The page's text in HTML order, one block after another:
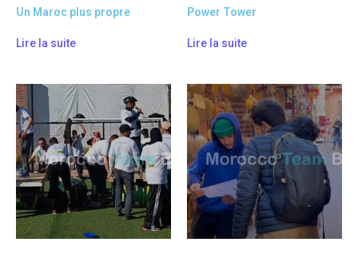
Un Maroc plus propre
Lire la suite
Power Tower
Lire la suite